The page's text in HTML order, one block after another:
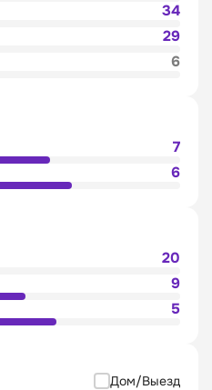
34
29
6
7
6
20
9
5
Дом/Выезд